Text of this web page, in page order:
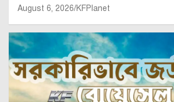
August 6, 2026 KFPlanet